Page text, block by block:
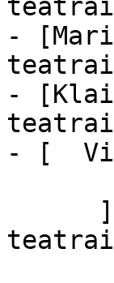
-
-
- [